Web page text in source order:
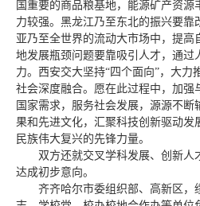
国重要的商品粮基地，能源矿产资
力较强。黑龙江乃至东北的振兴要靠
亚乃至全世界的流动大市场中，提高
地发展瓶颈问题要靠吸引人才，通过
力。西安交大坚持“四个面向”，大力
社会深度融合。愿在此过程中，加强
国家需求，服务社会发展，源源不
果和先进文化，汇聚科技创新驱动发
民族伟大复兴的先锋力量。
双方还就交叉学科发展、创新
达成初步意向。
齐齐哈尔市委组织部、高新区，